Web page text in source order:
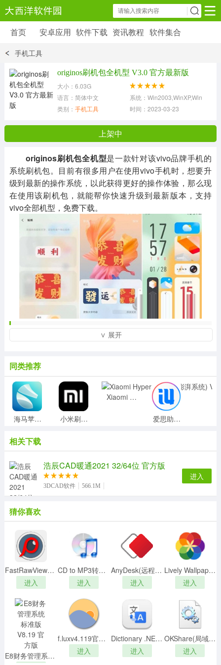
安卓应用 软件下载 资讯教程
6179 款应用
39 款应用
首页 安卓应用 软件下载 资讯教程 软件集合
手机工具
originos刷机包全机型 V3.0 官方最新版
大小：6.03G
语言：简体中文
系统：
类别： 手机工具 时间：2023-03-23
上架中
originos刷机包全机型是一款针对该vivo品牌手机的
系统刷机包。目前有很多用户在使用vivo手机时，想要升
级到最新的操作系统，以此获得更好的操作体验，那么现
在使用该刷机包，就能帮你快速升级到最新版本，支持
vivo全部机型，免费下载。
【部分机型】
列、vivox60系列
2、vivoxnote系列、vivoxfold系列
Y系列：
1、vivoY33s、vivoY52s、vivoY76s、
2、vivoY71t、vivoY53s、vivoY31s、vivoY70s
vivos12系列、vivos15系列、vivos10系列、vivos9系
其他：
vivoT1系列、vivoz6
IQOO：
iqoo10系列、iqoo9系列、iqoo8系列、iqooz6系列、
iqooneo5系列
【软件特色】
1、流畅、稳定、纯净，功能强大，自带各种智能组
∨ 展开
同类推荐
海马苹果助手v5.2.6最新版 小米刷机工具(MiFlashPro)v4.5官方版
Xiaomi HyperOS(小米澎湃系统) V15.0.0 官方最新版
爱思助手v7.98.12电脑官方版
相关下载
浩辰CAD暖通2021 32/64位 官方版
3DCAD软件 566.1M
进入
猜你喜欢
FastRawViewer图片查看工具v1.5.4中文破解版(32位/64位)
进入
CD to MP3转换王v2.1 官方版
进入
AnyDesk(远程控制软件) V8.0.5 免费汉化版
进入
Lively Wallpaperv0.9.6.0免费版
进入
E8财务管理系统标准版 V8.19 官方版
f.luxv4.119官方版
进入
Dictionary .NET(谷歌翻译软件)v10.1.7535.2免费版
进入
OKShare(局域网共享一键修复) V19.3.13 官方最新版
进入